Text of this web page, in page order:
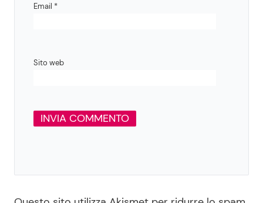
Email *
Sito web